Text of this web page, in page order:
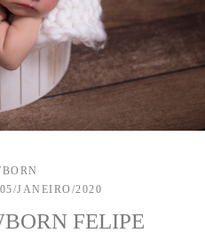
05/JANEIRO/2020
FELIPE